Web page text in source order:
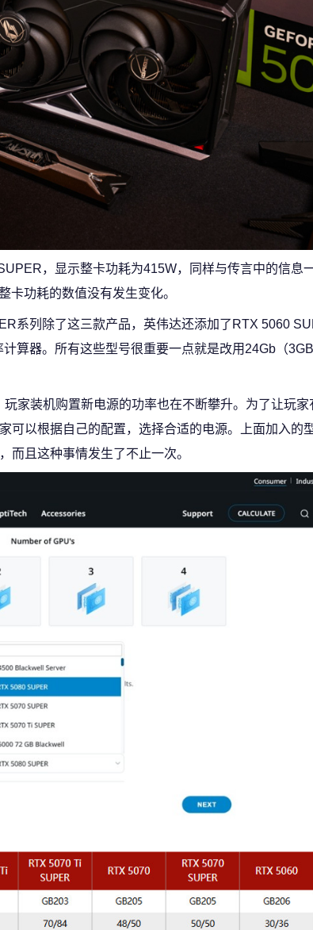
，显示整卡功耗为415W，同样与传言中的信息
功耗的数值没有发生变化。
系列除了这三款产品，英伟达还添加了RTX 5060
算器。所有这些型号很重要一点就是改用24Gb（
家装机购置新电源的功率也在不断攀升。为了让玩家
可以根据自己的配置，选择合适的电源。上面加入的
而且这种事情发生了不止一次。